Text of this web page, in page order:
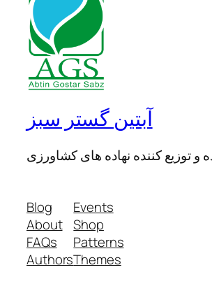
آبتین گستر سبز
و توزیع کننده نهاده های کشاورزی
Blog
About
FAQs
Authors
Events
Shop
Patterns
Themes